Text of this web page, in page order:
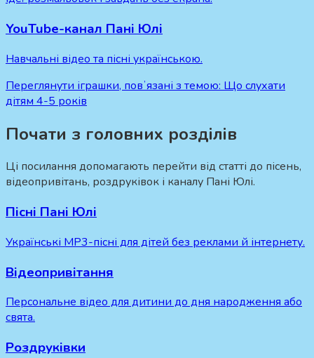
YouTube-канал Пані Юлі
Навчальні відео та пісні українською.
Переглянути іграшки, повʼязані з темою: Що слухати
дітям 4-5 років
Почати з головних розділів
Ці посилання допомагають перейти від статті до пісень,
відеопривітань, роздруківок і каналу Пані Юлі.
Пісні Пані Юлі
Українські MP3-пісні для дітей без реклами й інтернету.
Відеопривітання
Персональне відео для дитини до дня народження або
свята.
Роздруківки